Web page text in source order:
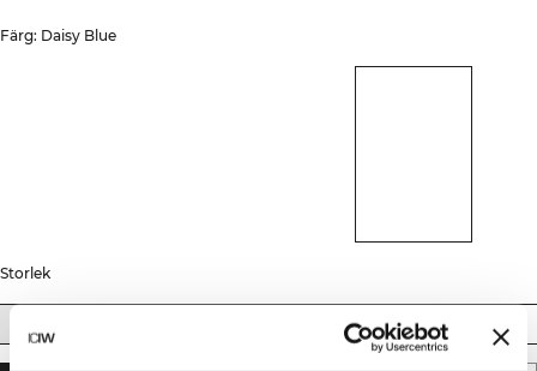
Färg: Daisy Blue
Storlek
XL